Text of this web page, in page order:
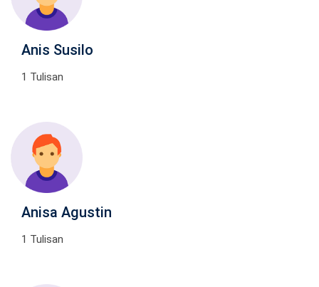
Anis Susilo
1 Tulisan
Anisa Agustin
1 Tulisan